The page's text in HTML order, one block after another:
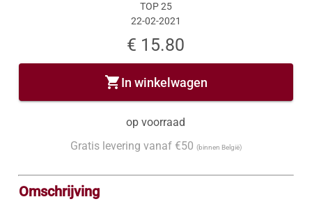
TOP 25
22-02-2021
€ 15.80
shopping_cartIn winkelwagen
op voorraad
Gratis levering vanaf €50 (binnen België)
Omschrijving